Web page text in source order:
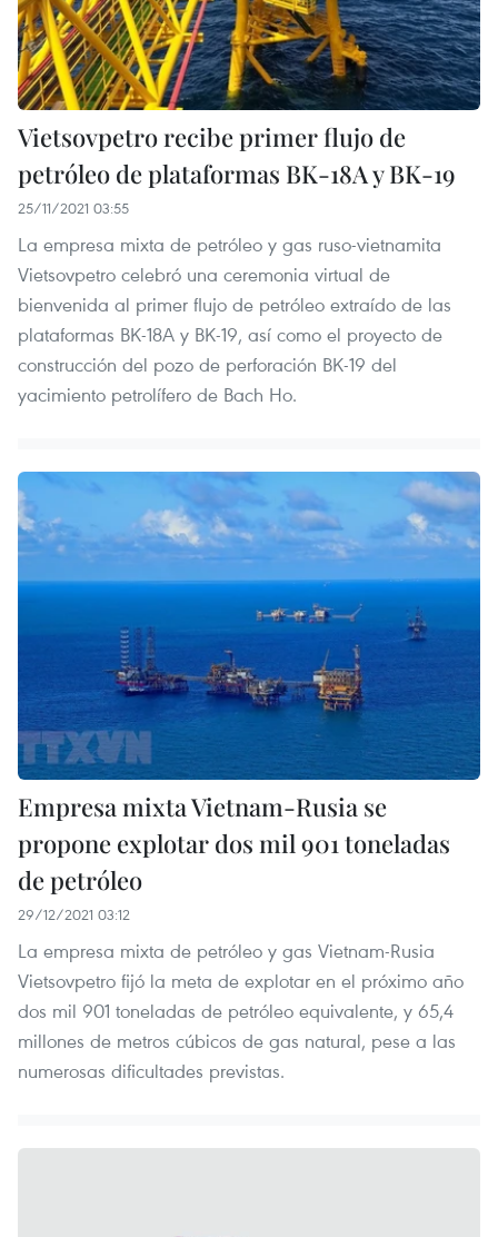
Vietsovpetro recibe primer flujo de
petróleo de plataformas BK-18A y BK-19
25/11/2021 03:55
La empresa mixta de petróleo y gas ruso-vietnamita
Vietsovpetro celebró una ceremonia virtual de
bienvenida al primer flujo de petróleo extraído de las
plataformas BK-18A y BK-19, así como el proyecto de
construcción del pozo de perforación BK-19 del
yacimiento petrolífero de Bach Ho.
Empresa mixta Vietnam-Rusia se
propone explotar dos mil 901 toneladas
de petróleo
29/12/2021 03:12
La empresa mixta de petróleo y gas Vietnam-Rusia
Vietsovpetro fijó la meta de explotar en el próximo año
dos mil 901 toneladas de petróleo equivalente, y 65,4
millones de metros cúbicos de gas natural, pese a las
numerosas dificultades previstas.